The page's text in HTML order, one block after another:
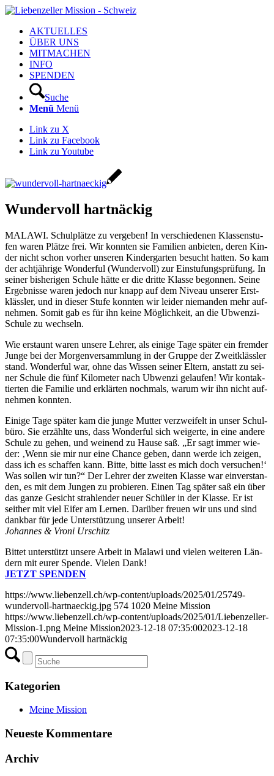
AKTUELLES
ÜBER UNS
MITMACHEN
INFO
SPENDEN
Suche
Menü Menü
Link zu X
Link zu Facebook
Link zu Youtube
Wundervoll hartnäckig
MALAWI. Schul­plät­ze zu ver­ge­ben! In ver­schie­de­nen Klas­sen­stu­
fen waren Plät­ze frei. Wir konn­ten sie Fami­li­en anbie­ten, deren Kin­
der nicht schon vor­her unse­ren Kin­der­gar­ten besucht hat­ten. So kam
der acht­jäh­ri­ge Won­derful (Wun­der­voll) zur Ein­stu­fungs­prü­fung. In
sei­ner bis­he­ri­gen Schu­le hät­te er die drit­te Klas­se begon­nen. Sei­ne
Ergeb­nis­se waren jedoch nur knapp auf dem Niveau unse­rer Erst­
kläss­ler, und in die­ser Stu­fe konn­ten wir lei­der nie­man­den mehr auf­
neh­men. Somit gab es für ihn kei­ne Mög­lich­keit, an die Ubwen­zi-
Schu­le zu wechseln.
Wie erstaunt waren unse­re Leh­rer, als eini­ge Tage spä­ter ein frem­der
Jun­ge bei der Mor­gen­ver­samm­lung in der Grup­pe der Zweit­kläss­ler
stand. Won­derful war, ohne das Wis­sen sei­ner Eltern, anstatt zu sei­
ner Schu­le die fünf Kilo­me­ter nach Ubwen­zi gelau­fen! Wir kon­tak­
tier­ten die Fami­lie und erklär­ten noch­mals, war­um wir ihn nicht auf­
neh­men konnten.
Eini­ge Tage spä­ter kam die jun­ge Mut­ter ver­zwei­felt in unser Schul­
bü­ro. Sie erzähl­te uns, dass Won­derful sich wei­ger­te, in eine ande­re
Schu­le zu gehen, und wei­nend zu Hau­se saß. „Er sagt immer wie­
der: ‚Wenn sie mir nur eine Chan­ce geben, dann wer­de ich zei­gen,
dass ich es schaf­fen kann. Bit­te, bit­te lasst es mich doch ver­su­chen!‘
Was sol­len wir tun?“ Der Leh­rer der zwei­ten Klas­se war ein­ver­stan­
den, es mit dem Jun­gen zu pro­bie­ren. Einen Tag spä­ter saß ein über
das gan­ze Gesicht strah­len­der neu­er Schü­ler in der Klas­se. Er ist
seit­her mit viel Eifer am Ler­nen. Dar­über freu­en wir uns und sind
dank­bar für jede Unter­stüt­zung unse­rer Arbeit!
Johan­nes & Vro­ni Urschitz
Bit­tet unter­stützt unse­re Arbeit in Mala­wi und vie­len wei­te­ren Län­
dern mit eurer Spen­de. Vie­len Dank!
JETZT SPENDEN
https://www.liebenzell.ch/wp-content/uploads/2025/01/25749-
wundervoll-hartnaeckig.jpg 574 1020 Meine Mission
https://www.liebenzell.ch/wp-content/uploads/2025/01/Liebenzeller-
Mission-1.png Meine Mission2023-12-18 07:35:002023-12-18
07:35:00Wundervoll hartnäckig
Kategorien
Meine Mission
Neueste Kommentare
Archiv